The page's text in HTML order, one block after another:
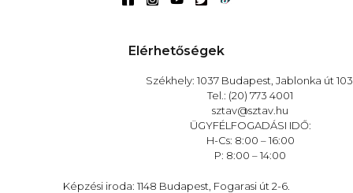
Elérhetőségek
Székhely: 1037 Budapest, Jablonka út
Tel.: (20) 773 4001
sztav@sztav.hu
ÜGYFÉLFOGADÁSI IDŐ:
H-Cs: 8:00 – 16:00
P: 8:00 – 14:00
Képzési iroda: 1148 Budapest, Fogarasi út 2-6.